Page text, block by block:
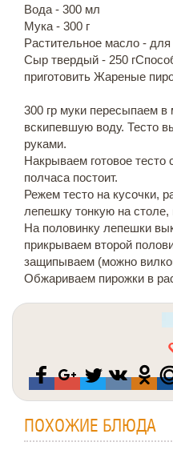
Вода - 300 мл
Мука - 300 г
Растительное масло -
Сыр твердый - 250
приготовить Жареные
300 гр муки пересыпаем в
вскипевшую воду. Тесто
руками.
Накрываем готовое
полчаса постоит.
Режем тесто на кусочки,
лепешку тонкую на
На половинку лепешки
прикрываем второй
защипываем (можно
Обжариваем пирожки в
ПОХОЖИЕ БЛЮДА